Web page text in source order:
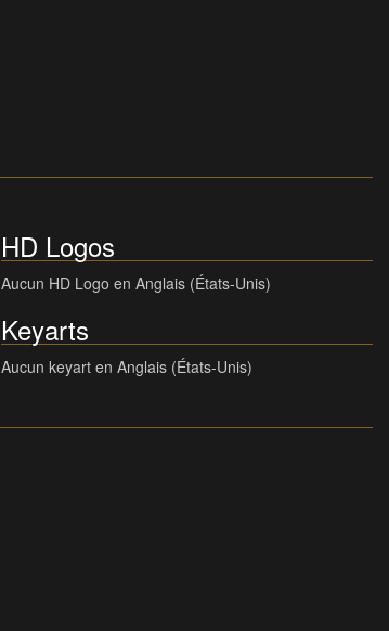
HD Logos
Aucun HD Logo en Anglais (États-Unis)
Keyarts
Aucun keyart en Anglais (États-Unis)